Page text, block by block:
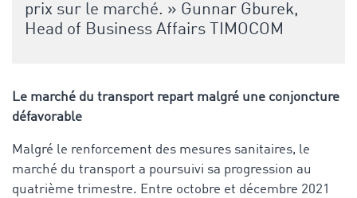
prix sur le marché. » Gunnar Gburek,
Head of Business Affairs TIMOCOM
Le marché du transport repart malgré une conjoncture
défavorable
Malgré le renforcement des mesures sanitaires, le
marché du transport a poursuivi sa progression au
quatrième trimestre. Entre octobre et décembre 2021